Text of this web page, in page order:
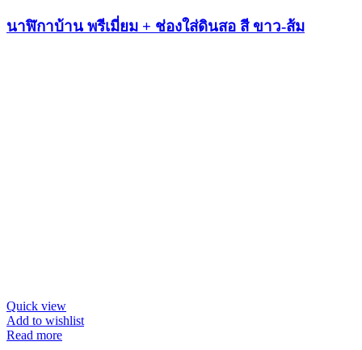
นาฬิกาบ้าน พรีเมี่ยม + ช่องใส่ดินสอ สี ขาว-ส้ม
Quick view
Add to wishlist
Read more